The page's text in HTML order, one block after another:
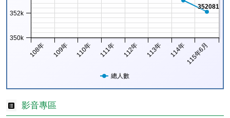
352081
總人數
108年 109年 110年 111年 112年 113年 114年115年6月
350k
352k
影音專區